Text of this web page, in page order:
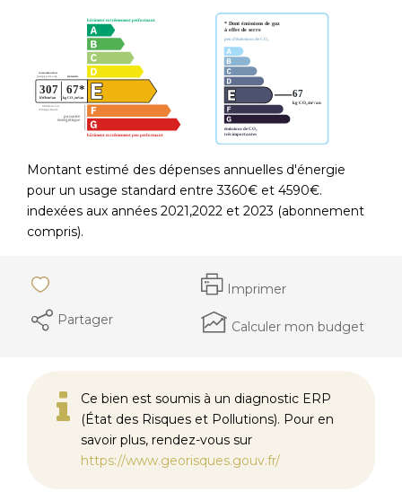
Montant estimé des dépenses annuelles d'énergie
pour un usage standard entre 3360€ et 4590€.
indexées aux années 2021,2022 et 2023 (abonnement
compris).
Imprimer
Partager
Calculer mon budget
Ce bien est soumis à un diagnostic ERP
(État des Risques et Pollutions). Pour en
savoir plus, rendez-vous sur
https://www.georisques.gouv.fr/